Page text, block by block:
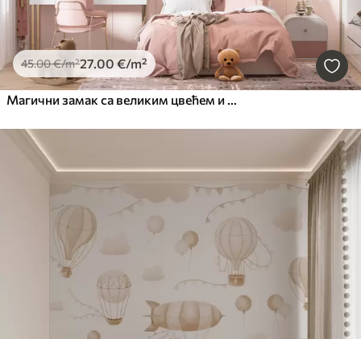
45.00€/m²27.00 €/m²
Магични замак са великим цвећем и дрвећем